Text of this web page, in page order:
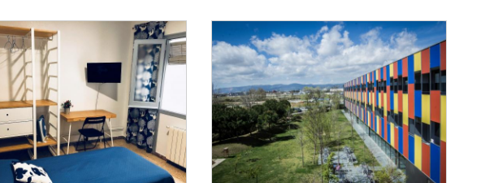
Leaflet |©OpenStreetMapcontributors